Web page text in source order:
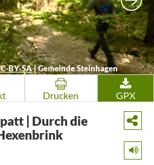
BY-SA|Gemeinde Steinhagen
Drucken GPX
| Durch die